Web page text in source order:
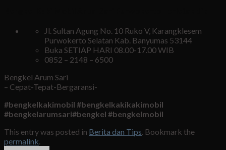
Jl. Sultan Agung No. 10 Ruko V, Karangklesem
Purwokerto Selatan Kab. Banyumas 53144
Buka SETIAP HARI 08.00-17.00 WIB
0852 – 2148 – 6500
Bengkel Arum Sari
– Cepat-Tepat-Bergaransi-
#bengkelkakimobil #bengkelkakikakimobil
#bengkelarumsari#bengkel #bengkelmobil
This entry was posted in Berita dan Tips. Bookmark the
permalink.